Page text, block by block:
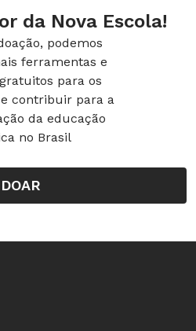
da Nova Escola!
podemos
ferramentas e
para os
contribuir para a
da educação
no Brasil
DOAR